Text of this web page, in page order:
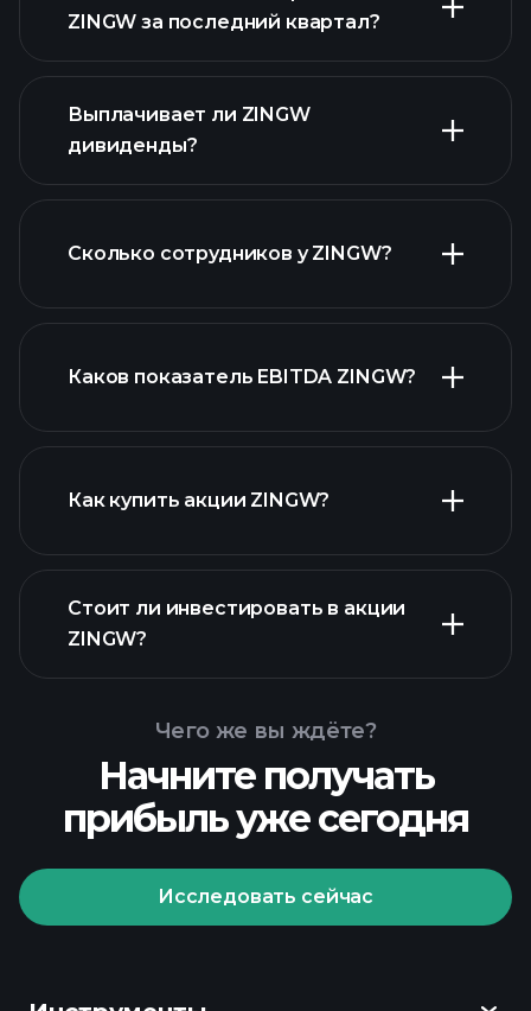
прибыли ZINGW
финансовых отчетах ZINGW
ZINGW за последний квартал?
финансовых отчетах ZINGW
Выплачивает ли ZINGW
дивиденды?
Сколько сотрудников у ZINGW?
крупнейших
Каков показатель EBITDA ZINGW?
финансовых отчетах ZINGW
Как купить акции ZINGW?
Playtrade
Tournaments
Стоит ли инвестировать в акции
ZINGW?
Чего же вы ждёте?
Начните получать
прибыль уже сегодня
Исследовать сейчас